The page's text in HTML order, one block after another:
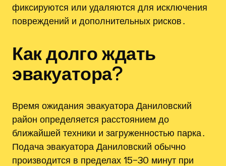
фиксируются или удаляются для исключения
повреждений и дополнительных рисков․
Как долго ждать
эвакуатора?
Время ожидания эвакуатора Даниловский
район определяется расстоянием до
ближайшей техники и загруженностью парка․
Подача эвакуатора Даниловский обычно
производится в пределах 15–30 минут при